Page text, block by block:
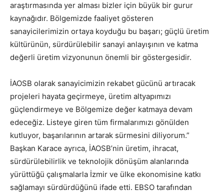
araştırmasında yer alması bizler için büyük bir gurur
kaynağıdır. Bölgemizde faaliyet gösteren
sanayicilerimizin ortaya koyduğu bu başarı; güçlü üretim
kültürünün, sürdürülebilir sanayi anlayışının ve katma
değerli üretim vizyonunun önemli bir göstergesidir.
İAOSB olarak sanayicimizin rekabet gücünü artıracak
projeleri hayata geçirmeye, üretim altyapımızı
güçlendirmeye ve Bölgemize değer katmaya devam
edeceğiz. Listeye giren tüm firmalarımızı gönülden
kutluyor, başarılarının artarak sürmesini diliyorum.”
Başkan Karace ayrıca, İAOSB’nin üretim, ihracat,
sürdürülebilirlik ve teknolojik dönüşüm alanlarında
yürüttüğü çalışmalarla İzmir ve ülke ekonomisine katkı
sağlamayı sürdürdüğünü ifade etti. EBSO tarafından